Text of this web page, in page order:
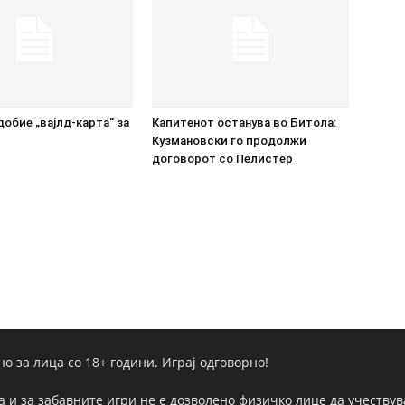
„вајлд-карта“ за
Капитенот останува во Битола:
Кузмановски го продолжи
договорот со Пелистер
за лица со 18+ години. Играј одговорно!
и за забавните игри не е дозволено физичко лице да